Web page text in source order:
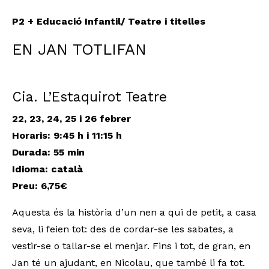
P2 + Educació Infantil/ Teatre i titelles
EN JAN TOTLIFAN
Cia. L’Estaquirot Teatre
22, 23, 24, 25 i 26 febrer
Horaris: 9:45 h i 11:15 h
Durada: 55 min
Idioma: català
Preu: 6,75€
Aquesta és la història d’un nen a qui de petit, a casa
seva, li feien tot: des de cordar-se les sabates, a
vestir-se o tallar-se el menjar. Fins i tot, de gran, en
Jan té un ajudant, en Nicolau, que també li fa tot.